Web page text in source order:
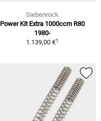
Siebenrock
Power Kit Extra 1000ccm R80
1980-
1.139,00 €1